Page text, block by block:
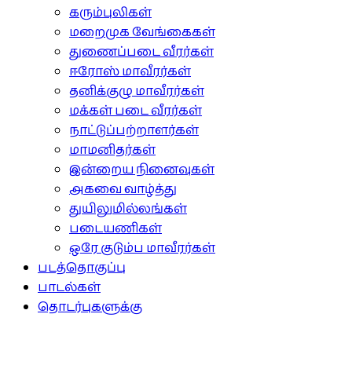
கரும்புலிகள்
மறைமுக வேங்கைகள்
துணைப்படை வீரர்கள்
ஈரோஸ் மாவீரர்கள்
தனிக்குழு மாவீரர்கள்
மக்கள் படை வீரர்கள்
நாட்டுப்பற்றாளர்கள்
மாமனிதர்கள்
இன்றைய நினைவுகள்
அகவை வாழ்த்து
துயிலுமில்லங்கள்
படையணிகள்
ஒரே குடும்ப மாவீரர்கள்
படத்தொகுப்பு
பாடல்கள்
தொடர்புகளுக்கு